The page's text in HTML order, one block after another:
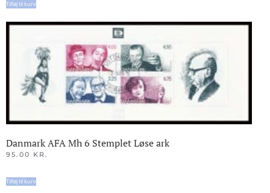
Tilføj til kurv
Danmark AFA Mh 6 Stemplet Løse ark
95.00 KR.
Tilføj til kurv